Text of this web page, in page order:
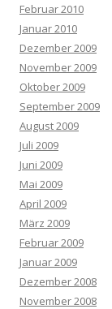
Februar 2010
Januar 2010
Dezember 2009
November 2009
Oktober 2009
September 2009
August 2009
Juli 2009
Juni 2009
Mai 2009
April 2009
März 2009
Februar 2009
Januar 2009
Dezember 2008
November 2008